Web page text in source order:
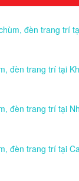
đèn trang trí
đèn trang trí tại
đèn trang trí tại
đèn trang trí tại